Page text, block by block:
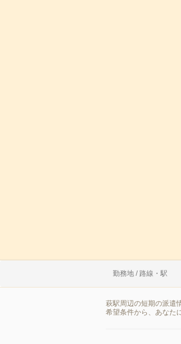
勤務地 / 路線・駅
萩駅周辺の短期の派遣
希望条件から、あなた